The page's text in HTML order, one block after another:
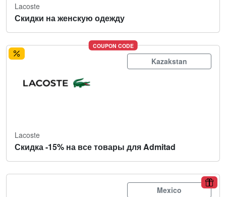
Lacoste
Скидки на женскую одежду
COUPON CODE
Kazakstan
Lacoste
Скидка -15% на все товары для Admitad
Mexico